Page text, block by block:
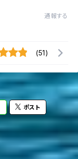
通報する
(51)
ポスト